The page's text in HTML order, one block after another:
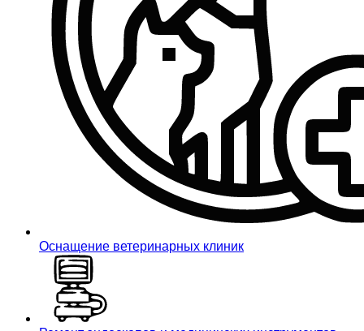
Оснащение ветеринарных клиник